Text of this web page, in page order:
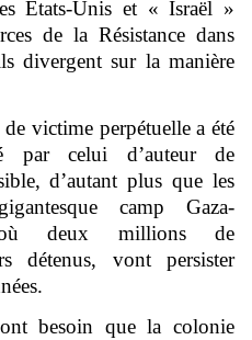
États-Unis et « Israël »
de la Résistance dans
divergent sur la manière
victime perpétuelle a été
par celui d’auteur de
d’autant plus que les
camp Gaza-
où deux millions de
détenus, vont persister
besoin que la colonie